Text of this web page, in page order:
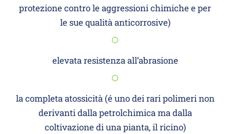
protezione contro le aggressioni chimiche e per
le sue qualità anticorrosive)
elevata resistenza all’abrasione
la completa atossicità (é uno dei rari polimeri non
derivanti dalla petrolchimica ma dalla
coltivazione di una pianta, il ricino)